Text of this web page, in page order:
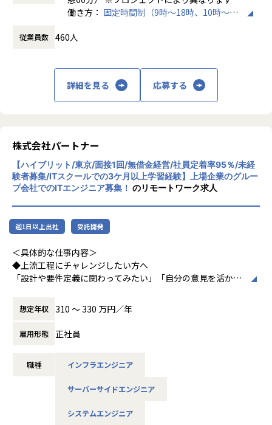
・トラブル時は当日中に対応
└問題発生時は営業とアドバイザーが即対応し、迅速に調
整。
・勉強会・交流会を年2回実施
└他案件の社員ともつながれる場を用意。ナレッジ共有も活
また、経験値に応じて先輩がフォローに入り、定例MTGやチ
95％（2024年8月時点／1年以内）
▼開発系
・オンラインヨガプラットフォームの要件定義・設計（Rub
y／Vue／AWS）
・自社ECサイトの新規立ち上げ（要件定義～運用／TypeScr
（C#／Python）
▼インフラ系
・ECクラウド基盤設計（AWS／VMware）
・アプリ向けサーバ設計構築（Docker／Azure）
ctive Directory）
＜安心のサポート体制＞
└配属先はチーム＋教育係体制で、すぐ相談できる環境を整
└入社直後は毎月、その後は隔月で面談。業務・人間関係・
働き方： 固定時間制（9時～18時、10時～19
時間外労働の有無： 有（月平均20時間）
従業員数 460人
詳細を見る 応募する
株式会社パートナー
【ハイブリット/東京/面接1回/無借金経営/社員定着率95％/未経
験者募集/ITスクールでの3ケ月以上学習経験】上場企業のグルー
プ会社でのITエンジニア募集！ のリモートワーク求人
週1日以上出社 受託開発
＜具体的な仕事内容＞
◆上流工程にチャレンジしたい方へ
「設計や要件定義に関わってみたい」「自分の意見を活かせ
そんな方には700社以上の中からスキルや希望に合う案件を
ご紹介しています。
たとえば、ヨガ配信アプリやECサイトの新規開発、クラウド
設計など、上流フェーズから関われる案件も豊富です。ま
ひとりで悩まず、安心して挑戦できます。
◆落ち着いた環境で、長く働きたい方へ
OKの案件も多く、週2～3日出社が基本。残業は月9時間ほど
想定年収 310 〜 330 万円／年
雇用形態 正社員
職種 インフラエンジニア
サーバーサイドエンジニア
システムエンジニア